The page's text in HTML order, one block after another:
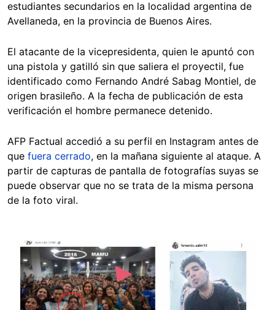
estudiantes secundarios en la localidad argentina de
Avellaneda, en la provincia de Buenos Aires.
El atacante de la vicepresidenta, quien le apuntó con
una pistola y gatilló sin que saliera el proyectil, fue
identificado como Fernando André Sabag Montiel, de
origen brasileño. A la fecha de publicación de esta
verificación el hombre permanece detenido.
AFP Factual accedió a su perfil en Instagram antes de
que fuera cerrado, en la mañana siguiente al ataque. A
partir de capturas de pantalla de fotografías suyas se
puede observar que no se trata de la misma persona
de la foto viral.
Image